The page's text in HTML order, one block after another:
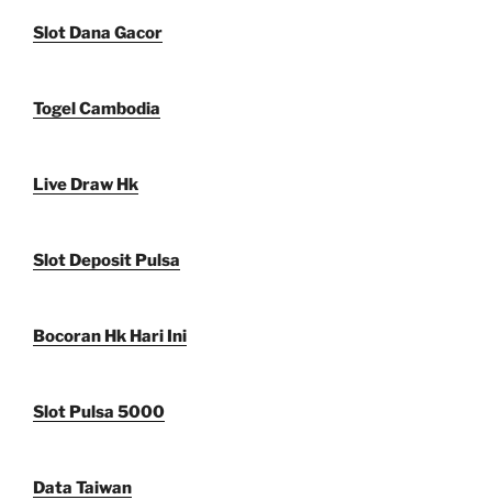
Slot Dana Gacor
Togel Cambodia
Live Draw Hk
Slot Deposit Pulsa
Bocoran Hk Hari Ini
Slot Pulsa 5000
Data Taiwan